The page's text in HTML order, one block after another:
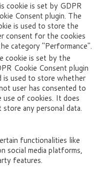
cookie is set by GDPR
Consent plugin. The
is used to store the
consent for the cookies
category "Performance".
cookie is set by the
Cookie Consent plugin
is used to store whether
user has consented to
use of cookies. It does
store any personal data.
functionalities like
social media platforms,
features.